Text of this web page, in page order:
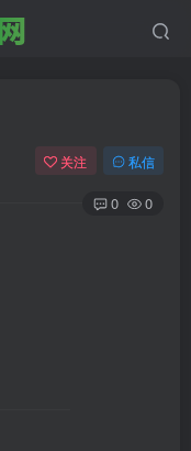
关注 私信
0 0